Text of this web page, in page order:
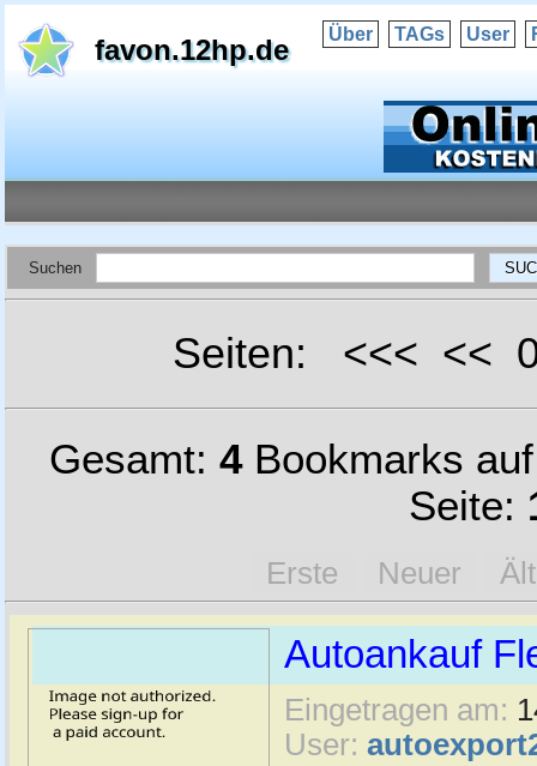
favon.12hp.de Über TAGs User
Suchen
Seiten: <<< <<
Gesamt: 4Bookmarks
Seite:
Erste Neuer
Autoankauf
Eingetragen am:
User: